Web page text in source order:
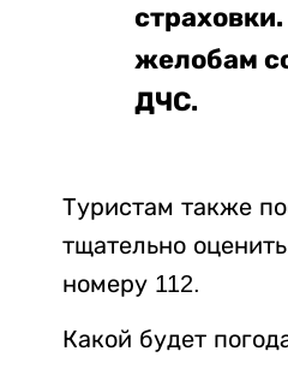
желобам
ДЧС.
Туристам также
тщательно
номеру 112.
Какой будет